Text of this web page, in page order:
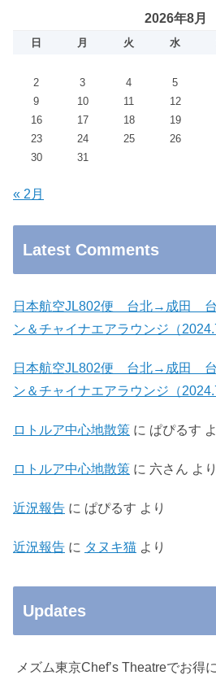
2026年8月
日 月 火 水
2
3 4 5
9
10 11 12
16
17 18 19
23
24 25 26
30
31
« 2月
Latest Comments
日本航空JL802便 台北→成田 台
ン＆チャイナエアラウンジ（
日本航空JL802便 台北→成田 台
ン＆チャイナエアラウンジ（
ロトルア中心地散策 に ぱぴるす
ロトルア中心地散策 に 六さん より
近況報告 に ぱぴるす より
近況報告 に タヌキ猫 より
Updates
メズム東京Chef’s Theatreでお得